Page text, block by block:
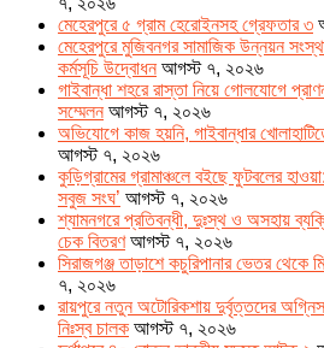
মেহেরপুরে ৫ গ্রাম হেরোইনসহ গ্রেফতার ৩
মেহেরপুরে মুজিবনগর সামাজিক উন্নয়ন
কর্মসূচি উদ্বোধন আগস্ট ৭, ২০২৬
গাইবান্ধা শহরে রাস্তা নিয়ে গোলযোগে
সম্মেলন আগস্ট ৭, ২০২৬
অভিযোগে কাজ হয়নি, গাইবান্ধার
আগস্ট ৭, ২০২৬
কুড়িগ্রামের গ্রামাঞ্চলে বইছে ফুটবলের
সবুজ সংঘ’ আগস্ট ৭, ২০২৬
শ্যামনগরে প্রতিবন্ধী, দুঃস্থ ও অসহায়
চেক বিতরণ আগস্ট ৭, ২০২৬
সিরাজগঞ্জ তাড়াশে কচুরিপানার ভেতর থেকে
৭, ২০২৬
রায়পুরে নতুন অটোরিকশায় দুর্বৃত্তদের
নিঃস্ব চালক আগস্ট ৭, ২০২৬